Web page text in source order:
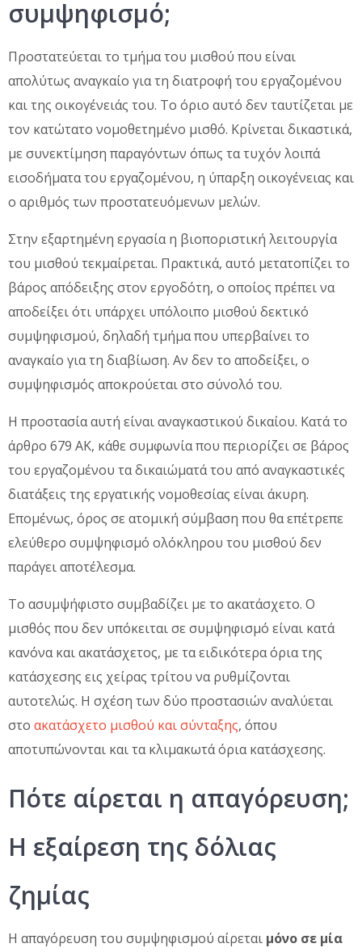
συμψηφισμό;
Προστατεύεται το τμήμα του μισθού που είναι
απολύτως αναγκαίο για τη διατροφή του εργαζομένου
και της οικογένειάς του. Το όριο αυτό δεν ταυτίζεται με
τον κατώτατο νομοθετημένο μισθό. Κρίνεται δικαστικά,
με συνεκτίμηση παραγόντων όπως τα τυχόν λοιπά
εισοδήματα του εργαζομένου, η ύπαρξη οικογένειας και
ο αριθμός των προστατευόμενων μελών.
Στην εξαρτημένη εργασία η βιοποριστική λειτουργία
του μισθού τεκμαίρεται. Πρακτικά, αυτό μετατοπίζει το
βάρος απόδειξης στον εργοδότη, ο οποίος πρέπει να
αποδείξει ότι υπάρχει υπόλοιπο μισθού δεκτικό
συμψηφισμού, δηλαδή τμήμα που υπερβαίνει το
αναγκαίο για τη διαβίωση. Αν δεν το αποδείξει, ο
συμψηφισμός αποκρούεται στο σύνολό του.
Η προστασία αυτή είναι αναγκαστικού δικαίου. Κατά το
άρθρο 679 ΑΚ, κάθε συμφωνία που περιορίζει σε βάρος
του εργαζομένου τα δικαιώματά του από αναγκαστικές
διατάξεις της εργατικής νομοθεσίας είναι άκυρη.
Επομένως, όρος σε ατομική σύμβαση που θα επέτρεπε
ελεύθερο συμψηφισμό ολόκληρου του μισθού δεν
παράγει αποτέλεσμα.
Το ασυμψήφιστο συμβαδίζει με το ακατάσχετο. Ο
μισθός που δεν υπόκειται σε συμψηφισμό είναι κατά
κανόνα και ακατάσχετος, με τα ειδικότερα όρια της
κατάσχεσης εις χείρας τρίτου να ρυθμίζονται
αυτοτελώς. Η σχέση των δύο προστασιών αναλύεται
στο ακατάσχετο μισθού και σύνταξης, όπου
αποτυπώνονται και τα κλιμακωτά όρια κατάσχεσης.
Πότε αίρεται η απαγόρευση;
Η εξαίρεση της δόλιας
ζημίας
Η απαγόρευση του συμψηφισμού αίρεται μόνο σε μία